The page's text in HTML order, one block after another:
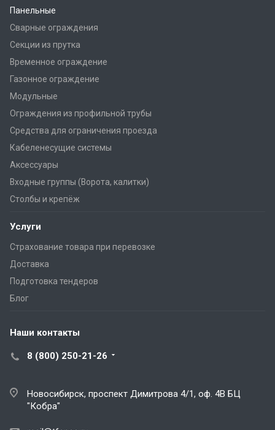
Панельные
Сварные ограждения
Секции из прутка
Временное ограждение
Газонное ограждение
Модульные
Ограждения из профильной трубы
Средства для ограничения проезда
Кабеленесущие системы
Аксессуары
Входные группы (Ворота, калитки)
Столбы и крепёж
Услуги
Страхование товара при перевозке
Доставка
Подготовка тендеров
Блог
Наши контакты
8 (800) 250-21-26
Новосибирск, проспект Димитрова 4/1, оф. 4В БЦ
"Кобра"